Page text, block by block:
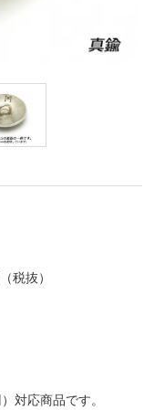
抜）
対応商品です。